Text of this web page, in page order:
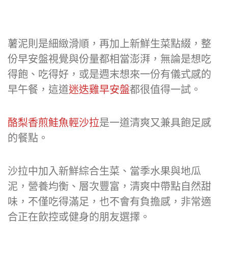
薯泥則是細緻滑順，再加上新鮮生菜點綴，整
份早安盤視覺與份量都相當澎湃，無論是想吃
得飽、吃得好，或是週末想來一份有儀式感的
早午餐，這道迷迭雞早安盤都很值得一試。
酪梨香煎鮭魚輕沙拉是一道清爽又兼具飽足感
的餐點。
沙拉中加入新鮮綜合生菜、當季水果與地瓜
泥，營養均衡、層次豐富，清爽中帶點自然甜
味，不僅吃得滿足，也不會有負擔感，非常適
合正在飲控或健身的朋友選擇。